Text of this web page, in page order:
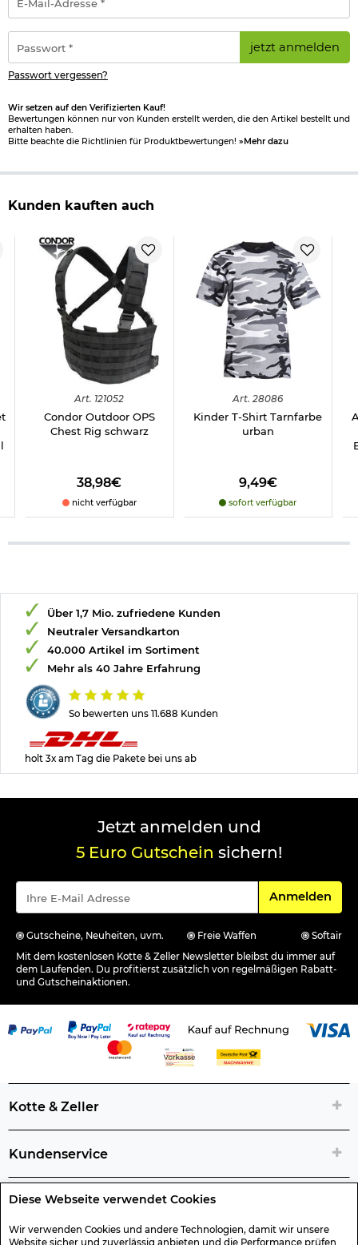
Diese Webseite verwendet Cookies
Wir verwenden Cookies und andere Technologien, damit wir unsere
Website sicher und zuverlässig anbieten und die Performance prüfen
Mail-
Adresse
*
jetzt anmelden
Passwort vergessen?
Wir setzen auf den Verifizierten Kauf!
Bewertungen können nur von Kunden erstellt werden, die den Artikel bestellt und
erhalten haben.
Bitte beachte die Richtlinien für Produktbewertungen! »Mehr dazu
Kunden kauften auch
Art. 121052
Condor Outdoor OPS
Chest Rig schwarz
38,98€
nicht verfügbar
Art. 28086
Kinder T-Shirt Tarnfarbe
urban
9,49€
sofort verfügbar
So bewerten uns 11.688 Kunden
Über 1,7 Mio. zufriedene Kunden
Neutraler Versandkarton
40.000 Artikel im Sortiment
Mehr als 40 Jahre Erfahrung
holt 3x am Tag die Pakete bei uns ab
Jetzt anmelden und
5 Euro Gutschein sichern!
Für den
Anmelden
Gutscheine, Neuheiten, uvm. Freie Waffen
Softair
Mit dem kostenlosen Kotte & Zeller Newsletter bleibst du immer auf
dem Laufenden. Du profitierst zusätzlich von regelmäßigen Rabatt-
und Gutscheinaktionen.
Kotte & Zeller
Kundenservice
Rechtliche Artikelinfos